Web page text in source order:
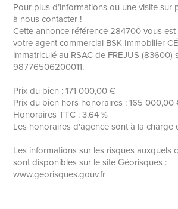
Pour plus d’informations ou une visite sur
à nous contacter !
Cette annonce référence 284700 vous
votre agent commercial BSK Immobilier
immatriculé au RSAC de FREJUS (83600)
98776506200011.
Prix du bien : 171 000,00 €
Prix du bien hors honoraires : 165 000,00
Honoraires TTC : 3,64 %
Les honoraires d'agence sont à la charge
Les informations sur les risques auxquels
sont disponibles sur le site Géorisques :
www.georisques.gouv.fr